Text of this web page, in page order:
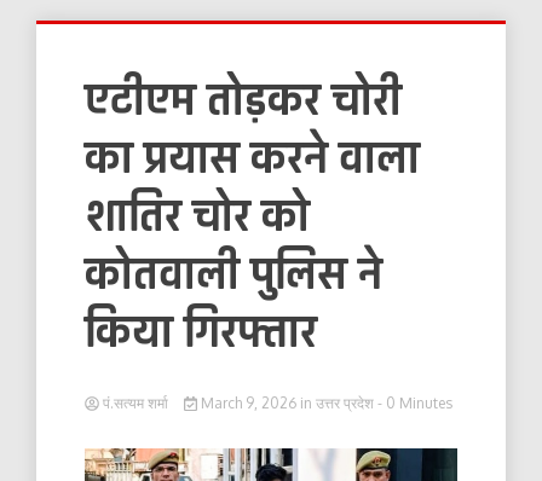
एटीएम तोड़कर चोरी
का प्रयास करने वाला
शातिर चोर को
कोतवाली पुलिस ने
किया गिरफ्तार
पं.सत्यम शर्मा March 9, 2026 in उत्तर प्रदेश - 0 Minutes